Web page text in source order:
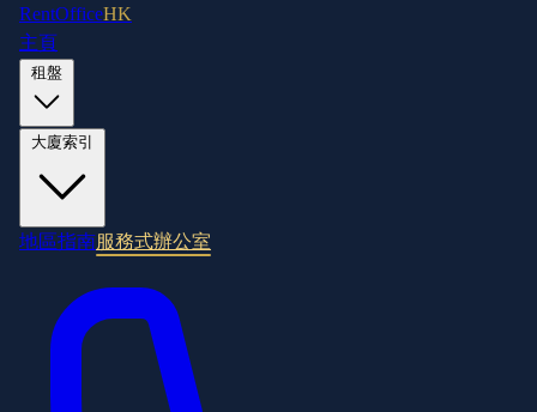
RentOfficeHK
主頁
地區指南服務式辦公室